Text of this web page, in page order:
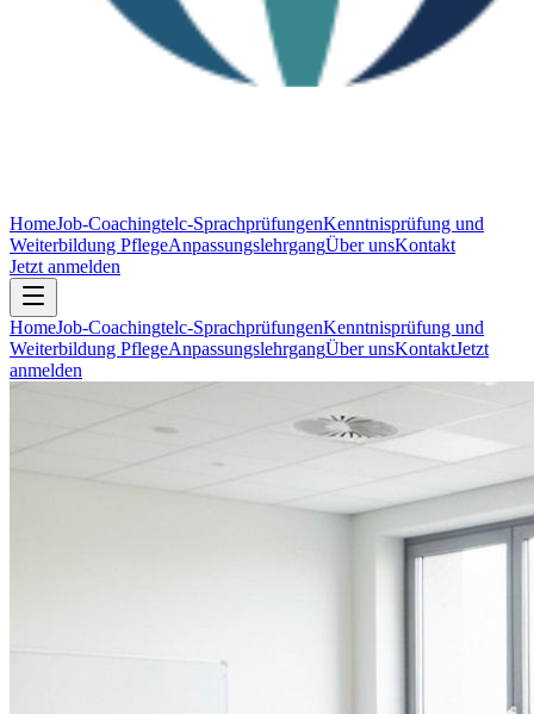
HomeJob-Coachingtelc-SprachprüfungenKenntnisprüfung und
Weiterbildung PflegeAnpassungslehrgangÜber unsKontakt
Jetzt anmelden
HomeJob-Coachingtelc-SprachprüfungenKenntnisprüfung und
Weiterbildung PflegeAnpassungslehrgangÜber unsKontaktJetzt
anmelden